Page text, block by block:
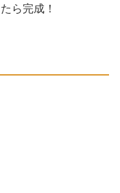
ら完成！